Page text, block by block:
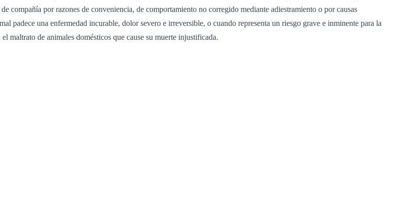
compañía por razones de conveniencia, de comportamiento no corregido mediante adiestramiento o por causas
padece una enfermedad incurable, dolor severo e irreversible, o cuando representa un riesgo grave e inminente para la
maltrato de animales domésticos que cause su muerte injustificada.